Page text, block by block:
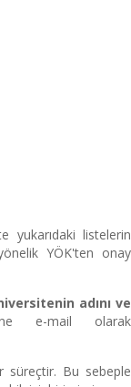
yukarıdaki listelerin
YÖK'ten onay
adını ve
e-mail olarak
süreçtir. Bu sebeple